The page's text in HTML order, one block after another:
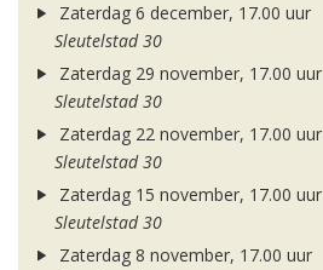
Zaterdag 6 december, 17.00 uur
Sleutelstad 30
Zaterdag 29 november, 17.00 uur
Sleutelstad 30
Zaterdag 22 november, 17.00 uur
Sleutelstad 30
Zaterdag 15 november, 17.00 uur
Sleutelstad 30
Zaterdag 8 november, 17.00 uur